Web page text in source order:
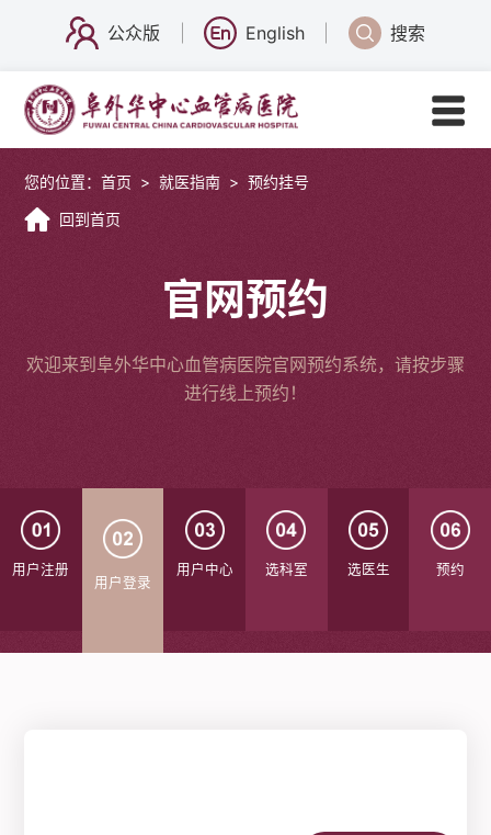
公众版 English 搜索
您的位置：首页 > 就医指南 > 预约挂号
回到首页
官网预约
欢迎来到阜外华中心血管病医院官网预约系统，请按步骤
进行线上预约！
用户注册
用户登录
用户中心 选科室 选医生 预约